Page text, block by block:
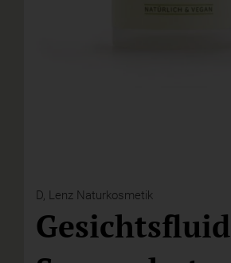
D, Lenz Naturkosmetik
Gesichtsfluid